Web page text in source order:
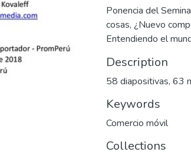
Ponencia del
cosas, ¿Nuevo
Entendiendo el
Description
58 diapositivas, 63
Keywords
Comercio móvil
Collections